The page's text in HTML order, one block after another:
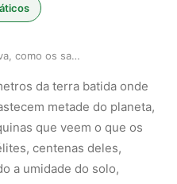
O céu que cultiva, como os satélites estão rede…
da terra batida onde
metade do planeta,
que veem o que os
centenas deles,
a umidade do solo,